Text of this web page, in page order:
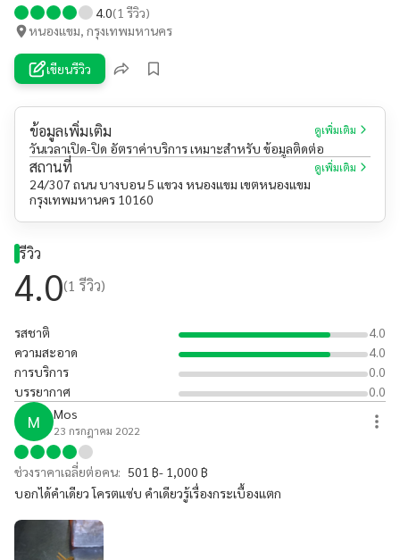
4.0(1 รีวิว)
หนองแขม, กรุงเทพมหานคร
เขียนรีวิว
ข้อมูลเพิ่มเติม ดูเพิ่มเติม
วันเวลาเปิด-ปิด อัตราค่าบริการ เหมาะสำหรับ ข้อมูลติดต่อ
สถานที่ ดูเพิ่มเติม
24/307 ถนน บางบอน 5 แขวง หนองแขม เขตหนองแขม
กรุงเทพมหานคร 10160
รีวิว
4.0(1 รีวิว)
รสชาติ
4.0
ความสะอาด
4.0
การบริการ
0.0
บรรยากาศ
0.0
M Mos
23 กรกฎาคม 2022
ช่วงราคาเฉลี่ยต่อคน: 501 ฿- 1,000 ฿
บอกได้คำเดียว โครตแซ่บ คำเดียวรู้เรื่องกระเบื้องแตก